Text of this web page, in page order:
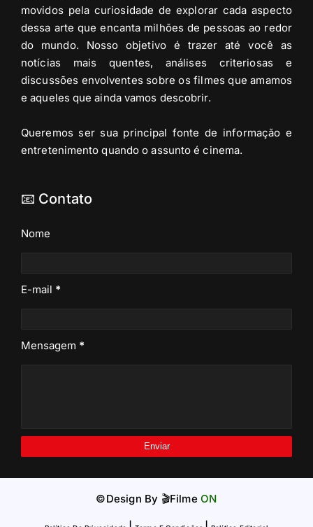
movidos pela curiosidade de explorar cada aspecto
dessa arte que encanta milhões de pessoas ao redor
do mundo. Nosso objetivo é trazer até você as
notícias mais quentes, análises criteriosas e
discussões envolventes sobre os filmes que amamos
e aqueles que ainda vamos descobrir.
Queremos ser sua principal fonte de informação e
entretenimento quando o assunto é cinema.
📧 Contato
Nome
E-mail *
Mensagem *
©Design By 🎬Filme ON